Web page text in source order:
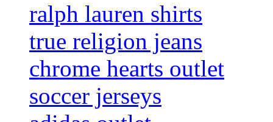
ralph lauren shirts
true religion jeans
chrome hearts outlet
soccer jerseys